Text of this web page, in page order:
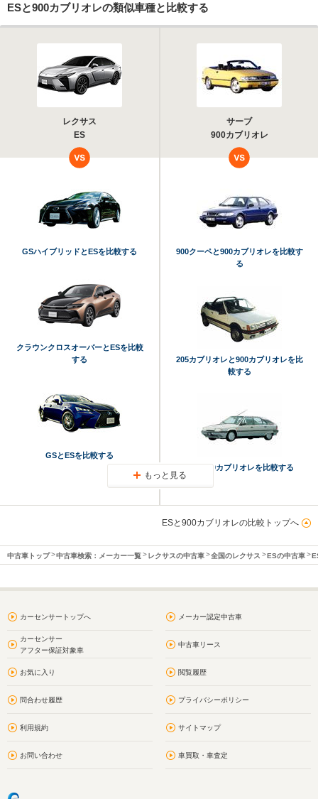
ESと900カブリオレの類似車種と比較する
レクサス
ES
サーブ
900カブリオレ
GSハイブリッドとESを比較する
クラウンクロスオーバーとESを比較
する
GSとESを比較する
900クーペと900カブリオレを比較す
る
205カブリオレと900カブリオレを比
較する
BXと900カブリオレを比較する
もっと見る
ESと900カブリオレの比較トップへ
中古車トップ 中古車検索：メーカー一覧 レクサスの中古車 全国のレクサス ESの中古車
カーセンサートップへ メーカー認定中古車
カーセンサー
アフター保証対象車
中古車リース
お気に入り 閲覧履歴
問合わせ履歴 プライバシーポリシー
利用規約 サイトマップ
お問い合わせ 車買取・車査定